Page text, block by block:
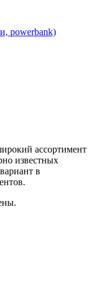
powerbank)
ассортимент
известных
в